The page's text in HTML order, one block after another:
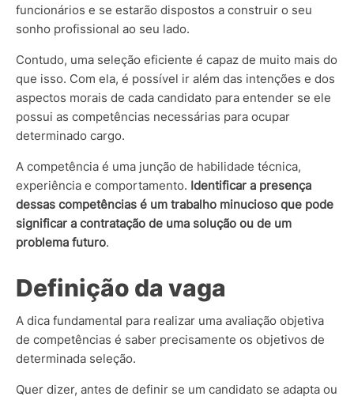
funcionários e se estarão dispostos a construir o seu
sonho profissional ao seu lado.
Contudo, uma seleção eficiente é capaz de muito mais do
que isso. Com ela, é possível ir além das intenções e dos
aspectos morais de cada candidato para entender se ele
possui as competências necessárias para ocupar
determinado cargo.
A competência é uma junção de habilidade técnica,
experiência e comportamento. Identificar a presença
dessas competências é um trabalho minucioso que pode
significar a contratação de uma solução ou de um
problema futuro.
Definição da vaga
A dica fundamental para realizar uma avaliação objetiva
de competências é saber precisamente os objetivos de
determinada seleção.
Quer dizer, antes de definir se um candidato se adapta ou